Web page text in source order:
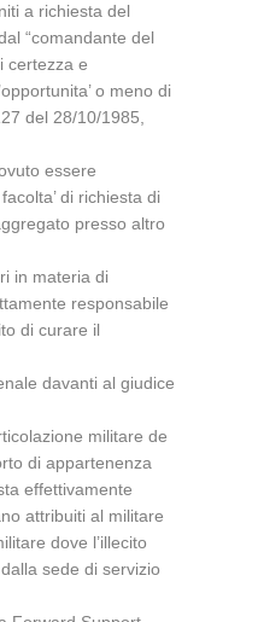
a richiesta del
“comandante del
certezza e
o meno di
del 28/10/1985,
essere
di richiesta di
presso altro
in materia di
responsabile
di curare il
davanti al giudice
militare de
di appartenenza
effettivamente
attribuiti al militare
dove l’illecito
sede di servizio